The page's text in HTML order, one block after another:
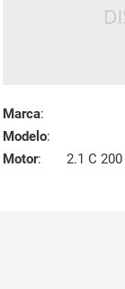
Marca:
Modelo:
Motor:
2.1 C